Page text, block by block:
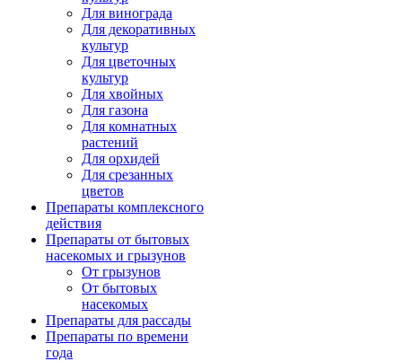
Для винограда
Для декоративных
культур
Для цветочных
культур
Для хвойных
Для газона
Для комнатных
растений
Для орхидей
Для срезанных
цветов
Препараты комплексного
действия
Препараты от бытовых
насекомых и грызунов
От грызунов
От бытовых
насекомых
Препараты для рассады
Препараты по времени
года